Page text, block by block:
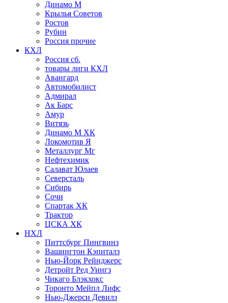
Динамо М
Крылья Советов
Ростов
Рубин
Россия прочие
КХЛ
Россия сб.
товары лиги КХЛ
Авангард
Автомобилист
Адмирал
Ак Барс
Амур
Витязь
Динамо М ХК
Локомотив Я
Металлург Мг
Нефтехимик
Салават Юлаев
Северсталь
Сибирь
Сочи
Спартак ХК
Трактор
ЦСКА ХК
НХЛ
Питтсбург Пингвинз
Вашингтон Кэпиталз
Нью-Йорк Рейнджерс
Детройт Ред Уингз
Чикаго Блэкхокс
Торонто Мейпл Лифс
Нью-Джерси Девилз